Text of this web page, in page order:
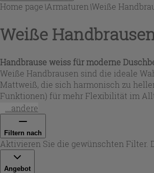
Home page\Armaturen \Weiße
Weiße
Handbrause weiss für moderne
Weiße Handbrausen sind die ideale
Mattweiß, die sich harmonisch zu
Funktionen) für mehr Flexibilität im
Stil und deinem Duschverhalten.
...andere
Filtern nach
Aktivieren Sie die gewünschten Filter.
Angebot